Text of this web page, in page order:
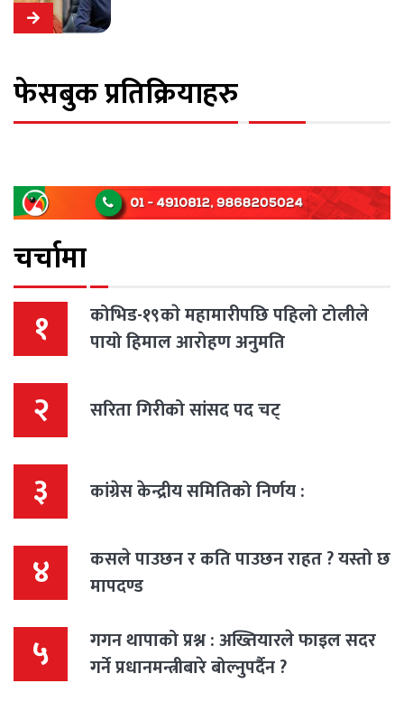
फेसबुक प्रतिक्रियाहरु
चर्चामा
१
कोभिड-१९काे महामारीपछि पहिलो टोलीले
पायो हिमाल आरोहण अनुमति
२ सरिता गिरीको सांसद पद चट्
३ कांग्रेस केन्द्रीय समितिको निर्णय :
४
कसले पाउछन र कति पाउछन राहत ? यस्तो छ
मापदण्ड
५
गगन थापाको प्रश्न : अख्तियारले फाइल सदर
गर्ने प्रधानमन्त्रीबारे बोल्नुपर्दैन ?